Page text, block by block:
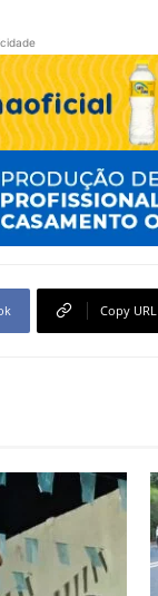
Copy URL